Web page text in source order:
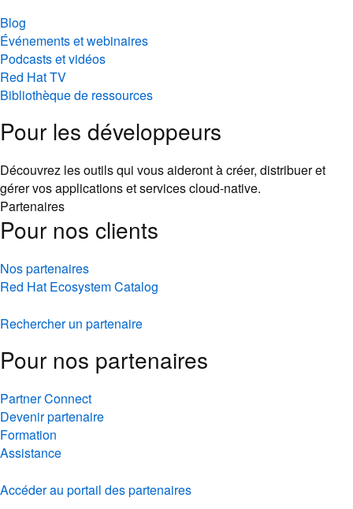
Blog
Événements et webinaires
Podcasts et vidéos
Red Hat TV
Bibliothèque de ressources
Pour les développeurs
Découvrez les outils qui vous aideront à créer, distribuer et
gérer vos applications et services cloud-native.
Partenaires
Pour nos clients
Nos partenaires
Red Hat Ecosystem Catalog
Rechercher un partenaire
Pour nos partenaires
Partner Connect
Devenir partenaire
Formation
Assistance
Accéder au portail des partenaires